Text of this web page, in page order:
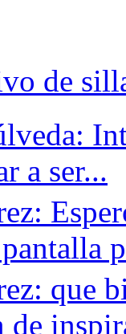
de
a ser...
que
de